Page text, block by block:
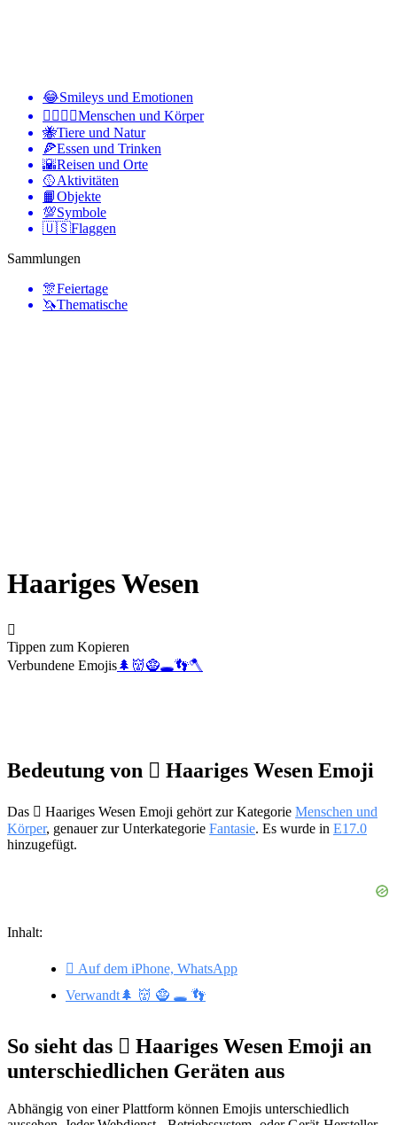
😂Smileys und Emotionen
👩‍❤️‍💋‍👨Menschen und Körper
🐝Tiere und Natur
🍕Essen und Trinken
🌇Reisen und Orte
🥎Aktivitäten
📙Objekte
💯Symbole
🇺🇸Flaggen
Sammlungen
🎊Feiertage
🦄Thematische
Haariges Wesen
🫈
Tippen zum Kopieren
Verbundene Emojis🌲 👹🧌🕳️👣🪓
Bedeutung von 🫈 Haariges Wesen Emoji
Das 🫈 Haariges Wesen Emoji gehört zur Kategorie Menschen und
Körper, genauer zur Unterkategorie Fantasie. Es wurde in E17.0
hinzugefügt.
Inhalt:
🫈 Auf dem iPhone, WhatsApp
Verwandt🌲 👹 🧌 🕳️ 👣
So sieht das 🫈 Haariges Wesen Emoji an
unterschiedlichen Geräten aus
Abhängig von einer Plattform können Emojis unterschiedlich